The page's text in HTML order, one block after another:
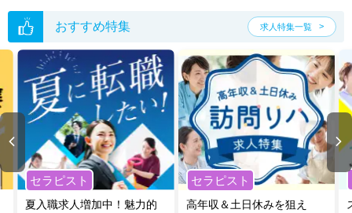
おすすめ特集 求人特集一覧
セラピスト
夏入職求人増加中！魅力的
セラピスト
高年収＆土日休みを狙え